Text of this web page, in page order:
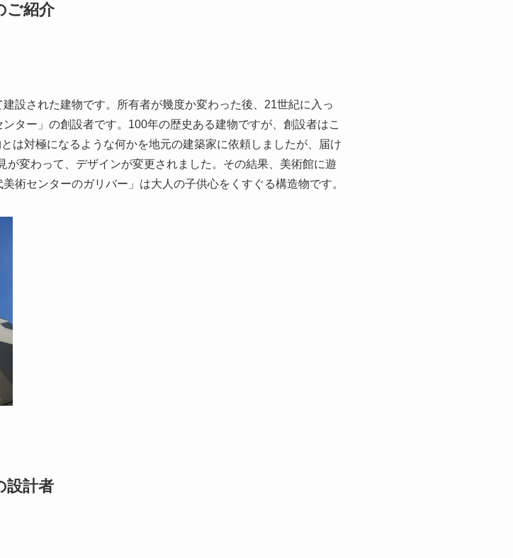
ご紹介
設された建物です。所有者が幾度か変わった後、21世紀に入っ
ター」の創設者です。100年の歴史ある建物ですが、創設者はこ
は対極になるような何かを地元の建築家に依頼しましたが、届け
変わって、デザインが変更されました。その結果、美術館に遊
術センターのガリバー」は大人の子供心をくすぐる構造物です。
設計者